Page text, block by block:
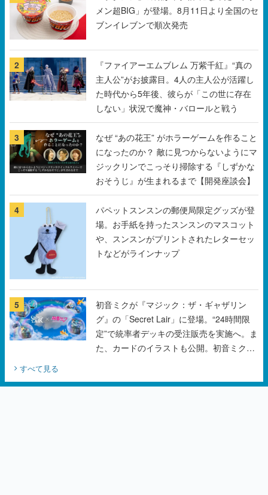
2
『ファイアーエムブレム 万紫千紅』“真の
た時代から5年後、彼らが「この世に存在
しない」状況で魔神・バロールと戦う
3
なぜ “あの花王” がホラーゲームを作ること
になったのか？ 敵に見つからないようにマ
ジックリンでこっそり掃除する『しずかな
おそうじ』が生まれるまで【開発座談会】
4
パペットスンスンの郵便局限定グッズが登
場。お手紙を持ったスンスンのマスコット
や、スンスンがプリントされたレターセッ
トなどがラインナップ
初音ミクが『マジック：ザ・ギャザリン
定”で統率者デッキの受注販売を実施へ。ま
た、カードのイラストも公開。初音ミクの
オリジナルデザイナーKEI氏をはじめ、さ
いとうなおき氏、八三氏も参加
すべて見る